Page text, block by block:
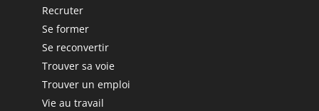
Recruter
Se former
Se reconvertir
Trouver sa voie
Trouver un emploi
Vie au travail